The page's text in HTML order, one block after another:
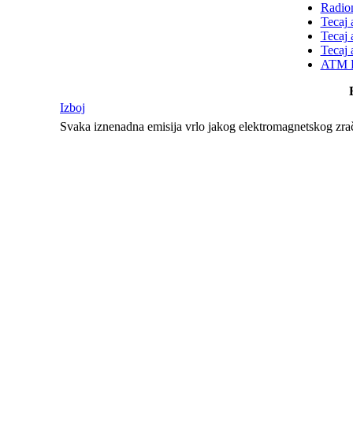
Tecaj
Tecaj
Tecaj
ATM
Izboj
Svaka iznenadna emisija vrlo jakog elektromagnetskog